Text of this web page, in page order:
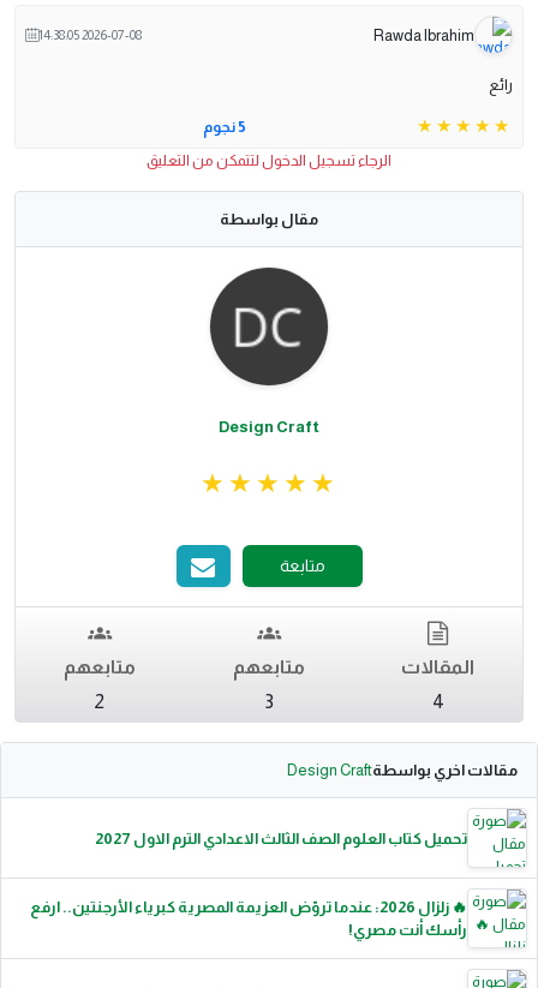
Rawda Ibrahim
2026-07-08 14:38:05
رائع
5 نجوم
الرجاء تسجيل الدخول لتتمكن من التعليق
مقال بواسطة
Design Craft
متابعة
المقالات
4
متابعهم
3
متابعهم
2
مقالات اخري بواسطةDesign Craft
تحميل كتاب العلوم الصف الثالث الاعدادي الترم الاول 2027
🔥 زلزال 2026: عندما تروّض العزيمة المصرية كبرياء الأرجنتين.. ارفع
رأسك أنت مصري!